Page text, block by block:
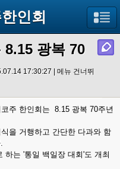
인회
8.15 광복 70
17:30:27 | 메뉴 건너뛰
주 한인회는 8.15 광복 70주년
을 거행하고 간단한 다과와 함
하는 '통일 백일장 대회'도 개최